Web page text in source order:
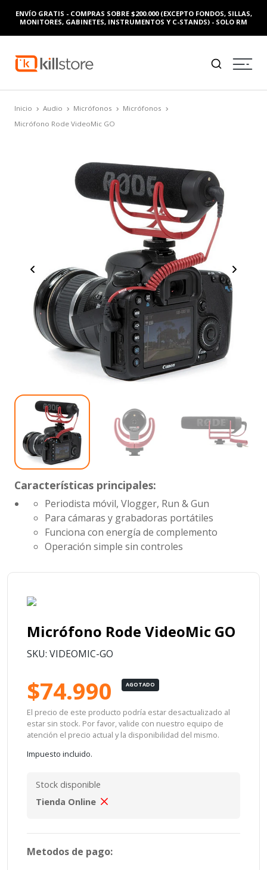
ENVÍO GRATIS - COMPRAS SOBRE $200.000 (EXCEPTO FONDOS, SILLAS,
MONITORES, GABINETES, INSTRUMENTOS Y C-STANDS) - SOLO RM
Inicio Audio Micrófonos
Micrófonos
Micrófono Rode VideoMic GO
Características principales:
Periodista móvil, Vlogger, Run & Gun
Para cámaras y grabadoras portátiles
Funciona con energía de complemento
Operación simple sin controles
Micrófono Rode VideoMic GO
SKU: VIDEOMIC-GO
$74.990 AGOTADO
El precio de este producto podría estar desactualizado al
estar sin stock. Por favor, valide con nuestro equipo de
atención el precio actual y la disponibilidad del mismo.
Impuesto incluido.
Stock disponible
Tienda Online
Metodos de pago: